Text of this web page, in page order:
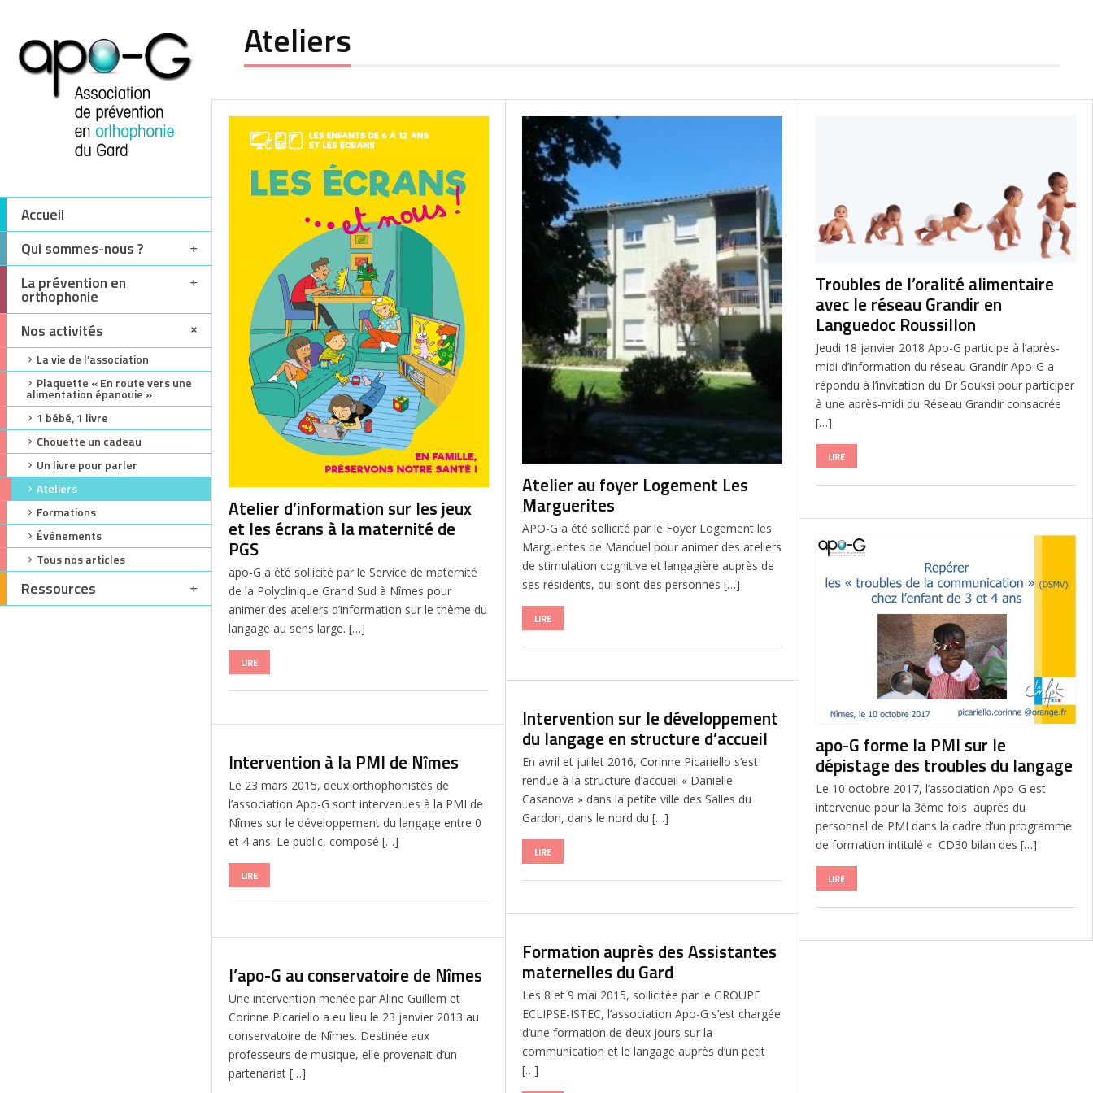
Accueil
Qui sommes-nous ?
La prévention en
orthophonie
Nos activités
La vie de l’association
Plaquette « En route vers une
alimentation épanouie »
1 bébé, 1 livre
Chouette un cadeau
Un livre pour parler
Ateliers
Formations
Événements
Tous nos articles
Ressources
Ateliers
Atelier d’information sur les jeux
et les écrans à la maternité de
PGS
apo-G a été sollicité par le Service de maternité
de la Polyclinique Grand Sud à Nîmes pour
animer des ateliers d’information sur le thème du
langage au sens large. […]
LIRE
Atelier au foyer Logement Les
Marguerites
APO-G a été sollicité par le Foyer Logement les
Marguerites de Manduel pour animer des ateliers
de stimulation cognitive et langagière auprès de
ses résidents, qui sont des personnes […]
LIRE
Troubles de l’oralité alimentaire
avec le réseau Grandir en
Languedoc Roussillon
Jeudi 18 janvier 2018 Apo-G participe à l’après-
midi d’information du réseau Grandir Apo-G a
répondu à l’invitation du Dr Souksi pour participer
à une après-midi du Réseau Grandir consacrée
[…]
LIRE
apo-G forme la PMI sur le
dépistage des troubles du langage
Le 10 octobre 2017, l’association Apo-G est
intervenue pour la 3ème fois auprès du
personnel de PMI dans la cadre d’un programme
de formation intitulé « CD30 bilan des […]
LIRE
Intervention sur le développement
du langage en structure d’accueil
En avril et juillet 2016, Corinne Picariello s’est
rendue à la structure d’accueil « Danielle
Casanova » dans la petite ville des Salles du
Gardon, dans le nord du […]
LIRE
Intervention à la PMI de Nîmes
Le 23 mars 2015, deux orthophonistes de
l’association Apo-G sont intervenues à la PMI de
Nîmes sur le développement du langage entre 0
et 4 ans. Le public, composé […]
LIRE
Formation auprès des Assistantes
maternelles du Gard
Les 8 et 9 mai 2015, sollicitée par le GROUPE
ECLIPSE-ISTEC, l’association Apo-G s’est chargée
d’une formation de deux jours sur la
communication et le langage auprès d’un petit
[…]
l’apo-G au conservatoire de Nîmes
Une intervention menée par Aline Guillem et
Corinne Picariello a eu lieu le 23 janvier 2013 au
conservatoire de Nîmes. Destinée aux
professeurs de musique, elle provenait d’un
partenariat […]